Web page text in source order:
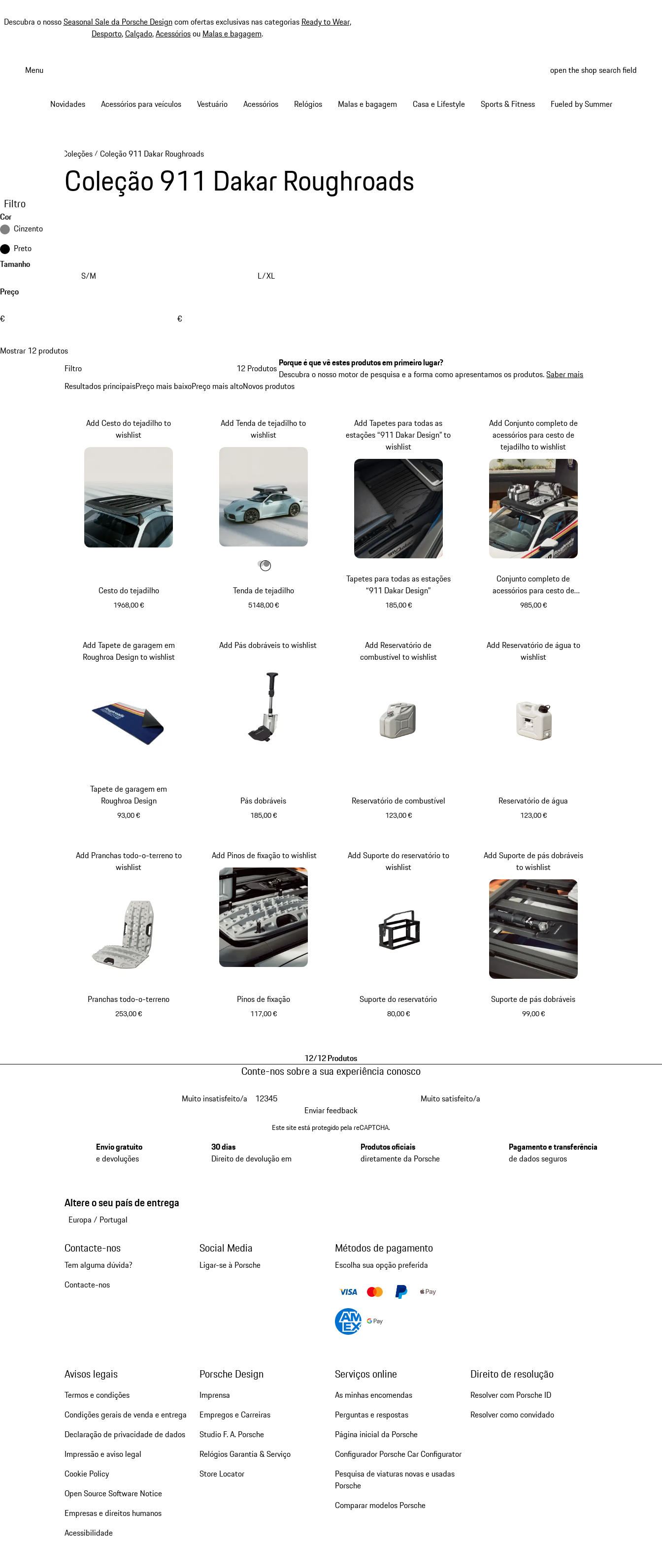
Descubra o nossoSeasonal Sale da Porsche Designcom ofertas exclusivas nas categorias Ready to Wear,
Desporto,Calçado,Acessóriosou Malas e bagagem.
conteúdoMenu open the shop search field
Novidades Acessórios para veículos Vestuário Acessórios Relógios Malas e bagagem Casa e Lifestyle Sports & Fitness Fueled by Summer
Coleções / Coleção 911 Dakar Roughroads
Coleção 911 Dakar Roughroads
Filtro
Cor
Cinzento
Preto
Tamanho
S/M
L/XL
Preço
€ €
Mostrar 12 produtos
Filtro
Resultados principaisPreço mais baixoPreço mais altoNovos produtos
12 Produtos Porque é que vê estes produtos em primeiro lugar?
Descubra o nosso motor de pesquisa e a forma como apresentamos os produtos.Saber mais
Cesto do tejadilho
1968,00 €
Add Cesto do tejadilho to
wishlist
Tenda de tejadilho
5148,00 €
Add Tenda de tejadilho to
wishlist
Cor
Cor
Cor
Tapetes para todas as estações
“911 Dakar Design”
185,00 €
Add Tapetes para todas as
estações “911 Dakar Design” to
wishlist
Conjunto completo de
acessórios para cesto de
tejadilho
985,00 €
Add Conjunto completo de
acessórios para cesto de
tejadilho to wishlist
Tapete de garagem em
Roughroa Design
93,00 €
Add Tapete de garagem em
Roughroa Design to wishlist
Pás dobráveis
185,00 €
Add Pás dobráveis to wishlist
Reservatório de combustível
123,00 €
Add Reservatório de
combustível to wishlist
Reservatório de água
123,00 €
Add Reservatório de água to
wishlist
Pranchas todo-o-terreno
253,00 €
Add Pranchas todo-o-terreno to
wishlist
Pinos de fixação
117,00 €
Add Pinos de fixação to wishlist
Suporte do reservatório
80,00 €
Add Suporte do reservatório to
wishlist
Suporte de pás dobráveis
99,00 €
Add Suporte de pás dobráveis
to wishlist
12/12 Produtos
Conte-nos sobre a sua experiência conosco
Muito insatisfeito/a 12345
Muito satisfeito/a
Enviar feedback
Este site está protegido pela reCAPTCHA.
Envio gratuito
e devoluções
30 dias
Direito de devolução em
Produtos oficiais
diretamente da Porsche
Pagamento e transferência
de dados seguros
Altere o seu país de entrega
Europa / Portugal
Contacte-nos
Tem alguma dúvida?
Contacte-nos
Social Media
Ligar-se à Porsche
Métodos de pagamento
Escolha sua opção preferida
Avisos legais
Termos e condições
Condições gerais de venda e entrega
Declaração de privacidade de dados
Impressão e aviso legal
Cookie Policy
Open Source Software Notice
Empresas e direitos humanos
Acessibilidade
Porsche Design
Imprensa
Empregos e Carreiras
Studio F. A. Porsche
Relógios Garantia & Serviço
Store Locator
Serviços online
As minhas encomendas
Perguntas e respostas
Página inicial da Porsche
Configurador Porsche Car Configurator
Pesquisa de viaturas novas e usadas
Porsche
Comparar modelos Porsche
Direito de resolução
Resolver com Porsche ID
Resolver como convidado